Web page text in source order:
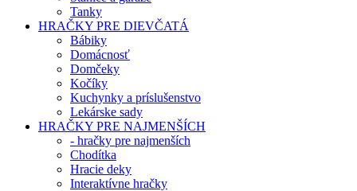
Tanky
HRAČKY PRE DIEVČATÁ
Bábiky
Domácnosť
Domčeky
Kočíky
Kuchynky a príslušenstvo
Lekárske sady
HRAČKY PRE NAJMENŠÍCH
- hračky pre najmenších
Chodítka
Hracie deky
Interaktívne hračky